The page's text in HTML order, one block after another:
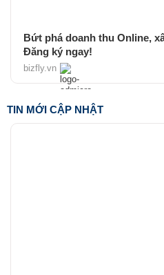
Bứt phá doanh thu Online,
Đăng ký ngay!
bizfly.vn
TIN MỚI CẬP NHẬT